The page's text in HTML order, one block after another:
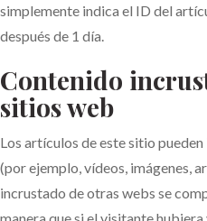
simplemente indica el ID del
después de 1 día.
Contenido
sitios web
Los artículos de este sitio
(por ejemplo, vídeos, imágenes,
incrustado de otras webs se